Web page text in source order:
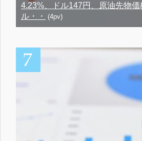
4.23%、ドル147円、原油先物
ル・・
(4pv)